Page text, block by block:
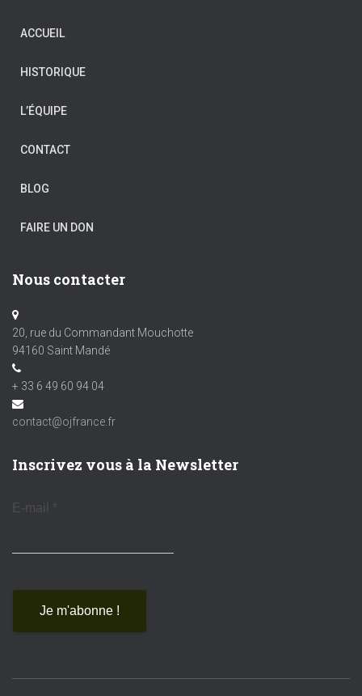
ACCUEIL
HISTORIQUE
L’ÉQUIPE
CONTACT
BLOG
FAIRE UN DON
Nous contacter
20, rue du Commandant Mouchotte
94160 Saint Mandé
+ 33 6 49 60 94 04
contact@ojfrance.fr
Inscrivez vous à la Newsletter
E-mail *